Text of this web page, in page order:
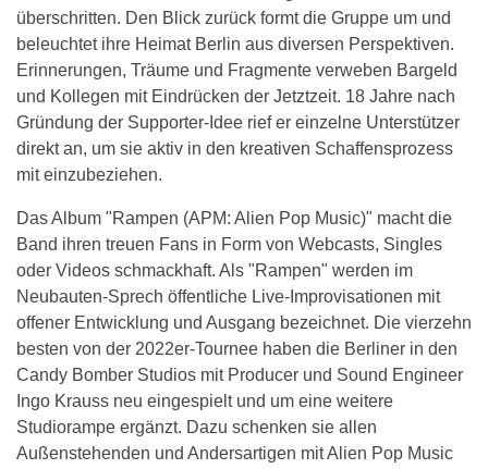
überschritten. Den Blick zurück formt die Gruppe um und
beleuchtet ihre Heimat Berlin aus diversen Perspektiven.
Erinnerungen, Träume und Fragmente verweben Bargeld
und Kollegen mit Eindrücken der Jetztzeit. 18 Jahre nach
Gründung der Supporter-Idee rief er einzelne Unterstützer
direkt an, um sie aktiv in den kreativen Schaffensprozess
mit einzubeziehen.
Das Album "Rampen (APM: Alien Pop Music)" macht die
Band ihren treuen Fans in Form von Webcasts, Singles
oder Videos schmackhaft. Als "Rampen" werden im
Neubauten-Sprech öffentliche Live-Improvisationen mit
offener Entwicklung und Ausgang bezeichnet. Die vierzehn
besten von der 2022er-Tournee haben die Berliner in den
Candy Bomber Studios mit Producer und Sound Engineer
Ingo Krauss neu eingespielt und um eine weitere
Studiorampe ergänzt. Dazu schenken sie allen
Außenstehenden und Andersartigen mit Alien Pop Music